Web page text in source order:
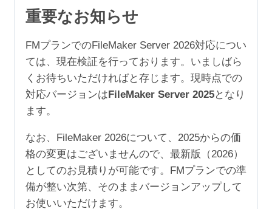
追
加
5
年
（250-
499
ユ
ザ）
個
重要なお知らせ
FMプランでのFileMaker Server 2026対応につい
ては、現在検証を行っております。いましばら
くお待ちいただければと存じます。現時点での
対応バージョンは FileMaker Server 2025となり
ます。
なお、FileMaker 2026について、2025からの価
格の変更はございませんので、最新版（2026）
としてのお見積りが可能です。FMプランでの準
備が整い次第、そのままバージョンアップして
お使いいただけます。